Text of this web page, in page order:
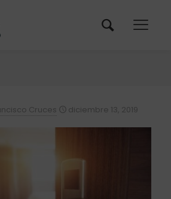
Cruces diciembre 13, 2019